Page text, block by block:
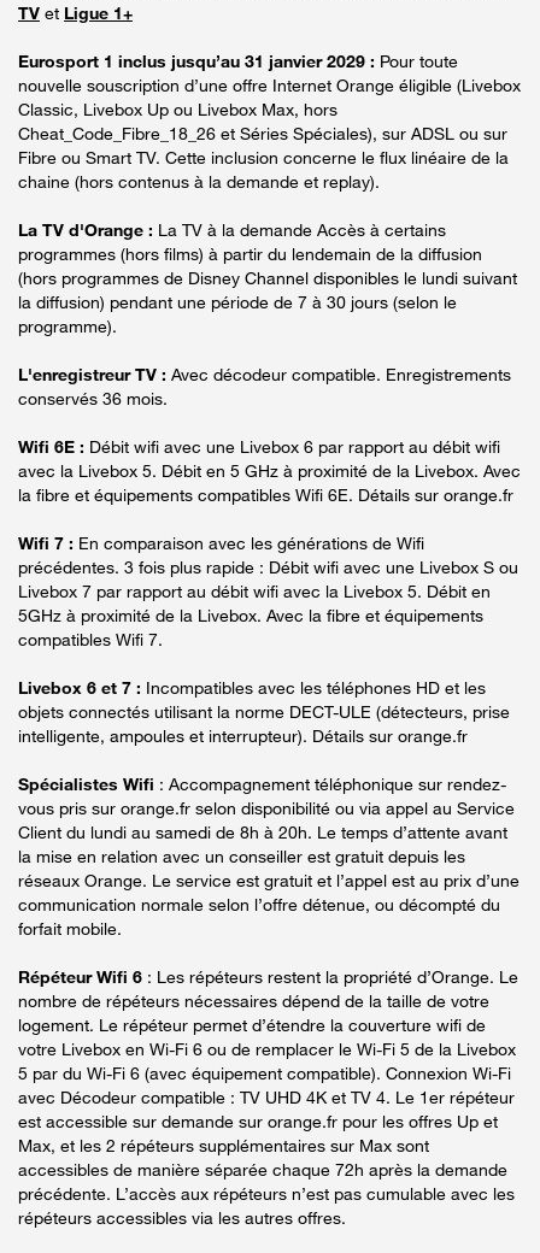
TV et Ligue 1+
Eurosport 1 inclus jusqu’au 31 janvier 2029 : Pour toute
nouvelle souscription d’une offre Internet Orange éligible (Livebox
Classic, Livebox Up ou Livebox Max, hors
Cheat_Code_Fibre_18_26 et Séries Spéciales), sur ADSL ou sur
Fibre ou Smart TV. Cette inclusion concerne le flux linéaire de la
chaine (hors contenus à la demande et replay).
La TV d'Orange : La TV à la demande Accès à certains
programmes (hors films) à partir du lendemain de la diffusion
(hors programmes de Disney Channel disponibles le lundi suivant
la diffusion) pendant une période de 7 à 30 jours (selon le
programme).
L'enregistreur TV : Avec décodeur compatible. Enregistrements
conservés 36 mois.
Wifi 6E : Débit wifi avec une Livebox 6 par rapport au débit wifi
avec la Livebox 5. Débit en 5 GHz à proximité de la Livebox. Avec
la fibre et équipements compatibles Wifi 6E. Détails sur orange.fr
Wifi 7 : En comparaison avec les générations de Wifi
précédentes. 3 fois plus rapide : Débit wifi avec une Livebox S ou
Livebox 7 par rapport au débit wifi avec la Livebox 5. Débit en
5GHz à proximité de la Livebox. Avec la fibre et équipements
compatibles Wifi 7.
Livebox 6 et 7 : Incompatibles avec les téléphones HD et les
objets connectés utilisant la norme DECT-ULE (détecteurs, prise
intelligente, ampoules et interrupteur). Détails sur orange.fr
Spécialistes Wifi : Accompagnement téléphonique sur rendez-
vous pris sur orange.fr selon disponibilité ou via appel au Service
Client du lundi au samedi de 8h à 20h. Le temps d’attente avant
la mise en relation avec un conseiller est gratuit depuis les
réseaux Orange. Le service est gratuit et l’appel est au prix d’une
communication normale selon l’offre détenue, ou décompté du
forfait mobile.
Répéteur Wifi 6 : Les répéteurs restent la propriété d’Orange. Le
nombre de répéteurs nécessaires dépend de la taille de votre
logement. Le répéteur permet d’étendre la couverture wifi de
votre Livebox en Wi-Fi 6 ou de remplacer le Wi-Fi 5 de la Livebox
5 par du Wi-Fi 6 (avec équipement compatible). Connexion Wi-Fi
avec Décodeur compatible : TV UHD 4K et TV 4. Le 1er répéteur
est accessible sur demande sur orange.fr pour les offres Up et
Max, et les 2 répéteurs supplémentaires sur Max sont
accessibles de manière séparée chaque 72h après la demande
précédente. L’accès aux répéteurs n’est pas cumulable avec les
répéteurs accessibles via les autres offres.